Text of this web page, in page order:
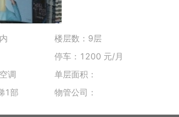
调
1部
楼层数：9层
停车：1200 元/月
单层面积：
物管公司：